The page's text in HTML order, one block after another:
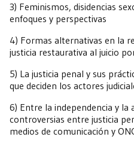
3) Feminismos, disidencias
enfoques y perspectivas
4) Formas alternativas en la
justicia restaurativa al juicio
5) La justicia penal y sus
que deciden los actores
6) Entre la independencia y la
controversias entre justicia
medios de comunicación y